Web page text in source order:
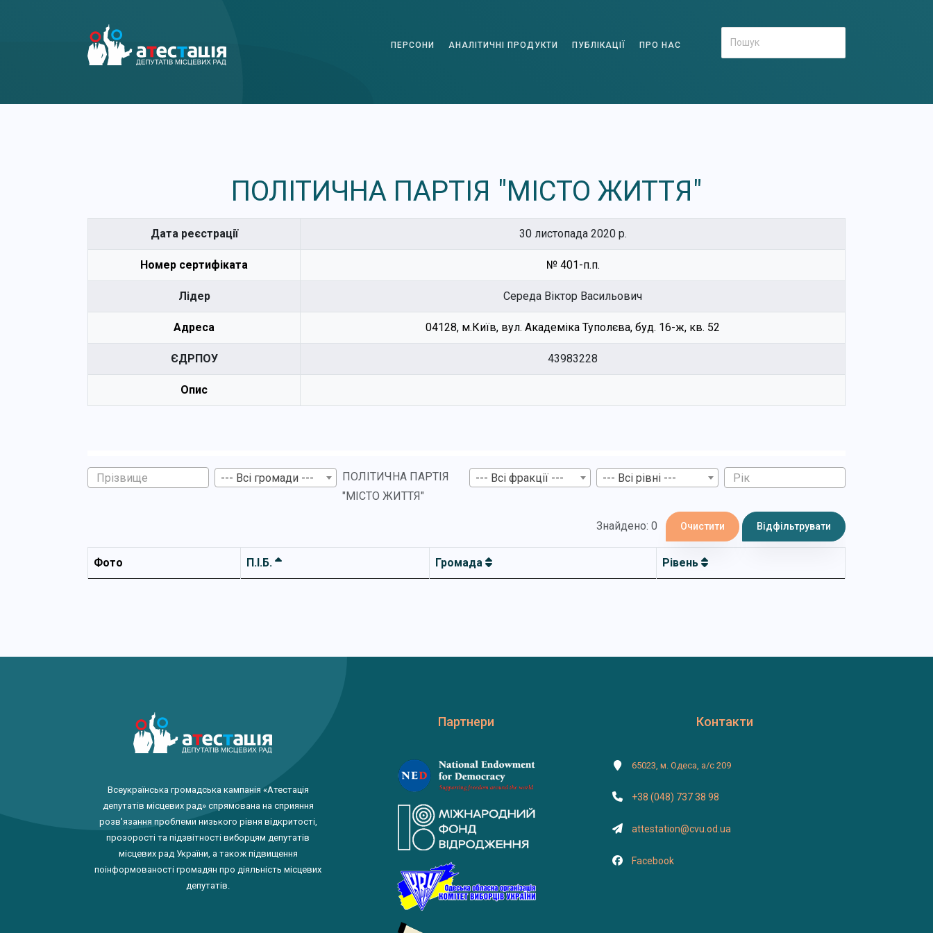
ПЕРСОНИ АНАЛІТИЧНІ ПРОДУКТИ ПУБЛІКАЦІЇ ПРО НАС
ПОЛІТИЧНА ПАРТІЯ "МІСТО ЖИТТЯ"
Дата реєстрації 30 листопада 2020 р.
Номер сертифіката № 401-п.п.
Лідер Середа Віктор Васильович
Адреса 04128, м.Київ, вул. Академіка Туполєва, буд. 16-ж, кв. 52
ЄДРПОУ 43983228
Опис
--- Всі громади ---
ПОЛІТИЧНА ПАРТІЯ
"МІСТО ЖИТТЯ"
--- Всі фракції --- --- Всі рівні ---
Знайдено: 0 Очистити Відфільтрувати
Фото П.І.Б. Громада Рівень
Всеукраїнська громадська кампанія «Атестація
депутатів місцевих рад» спрямована на сприяння
розв'язання проблеми низького рівня відкритості,
прозорості та підзвітності виборцям депутатів
місцевих рад України, а також підвищення
поінформованості громадян про діяльність місцевих
депутатів.
Партнери Контакти
65023, м. Одеса, а/с 209
+38 (048) 737 38 98
attestation@cvu.od.ua
Facebook